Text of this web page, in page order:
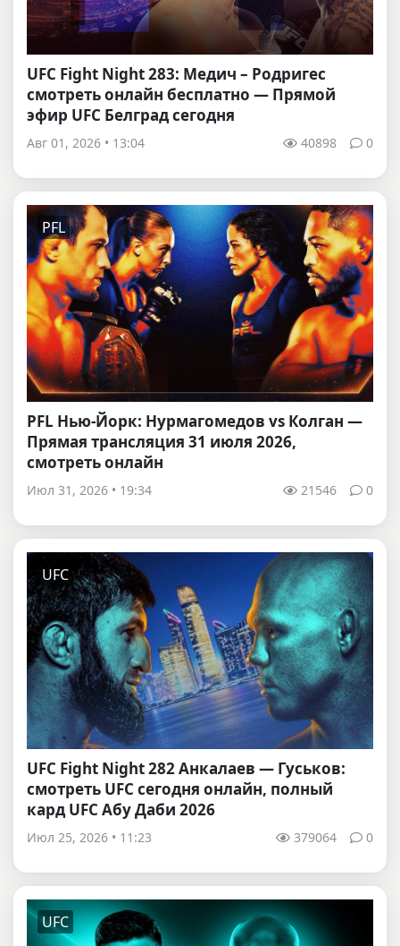
UFC Fight Night 283: Медич – Родригес
смотреть онлайн бесплатно — Прямой
эфир UFC Белград сегодня
Авг 01, 2026 • 13:04 40898 0
PFL
PFL Нью-Йорк: Нурмагомедов vs Колган —
Прямая трансляция 31 июля 2026,
смотреть онлайн
Июл 31, 2026 • 19:34 21546 0
UFC
UFC Fight Night 282 Анкалаев — Гуськов:
смотреть UFC сегодня онлайн, полный
кард UFC Абу Даби 2026
Июл 25, 2026 • 11:23 379064 0
UFC